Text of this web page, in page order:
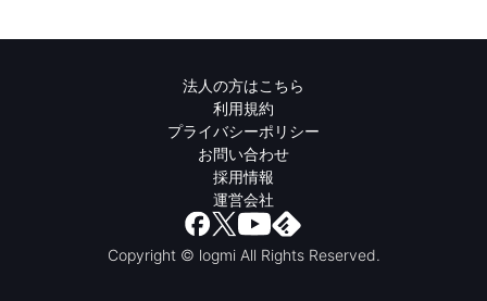
法人の方はこちら
利用規約
プライバシーポリシー
お問い合わせ
採用情報
運営会社
Copyright © logmi All Rights Reserved.